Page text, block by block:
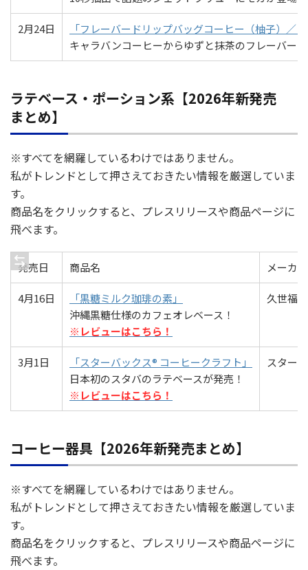
2月24日
「フレーバードリップバッグコーヒー（柚子）／
キャラバンコーヒーからゆずと抹茶のフレーバー
ラテベース・ポーション系【2026年新発売
まとめ】
※すべてを網羅しているわけではありません。
私がトレンドとして押さえておきたい情報を厳選していま
す。
商品名をクリックすると、プレスリリースや商品ページに
飛べます。
発売日 商品名 メーカ
4月16日
「黒糖ミルク珈琲の素」
沖縄黒糖仕様のカフェオレベース！
※レビューはこちら！
久世福
3月1日
「スターバックス® コーヒークラフト」
日本初のスタバのラテベースが発売！
※レビューはこちら！
スター
コーヒー器具【2026年新発売まとめ】
※すべてを網羅しているわけではありません。
私がトレンドとして押さえておきたい情報を厳選していま
す。
商品名をクリックすると、プレスリリースや商品ページに
飛べます。